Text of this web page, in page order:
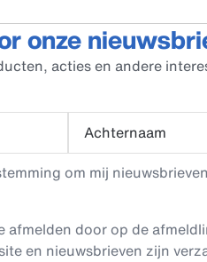
onze
acties en andere
Achternaam
om mij
afmelden door op de
en nieuwsbrieven zijn